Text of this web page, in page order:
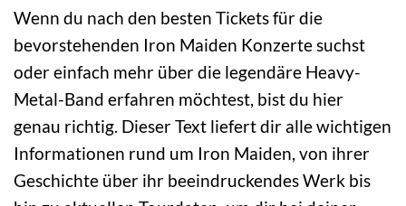
Wenn du nach den besten Tickets für die
bevorstehenden Iron Maiden Konzerte suchst
oder einfach mehr über die legendäre Heavy-
Metal-Band erfahren möchtest, bist du hier
genau richtig. Dieser Text liefert dir alle wichtigen
Informationen rund um Iron Maiden, von ihrer
Geschichte über ihr beeindruckendes Werk bis